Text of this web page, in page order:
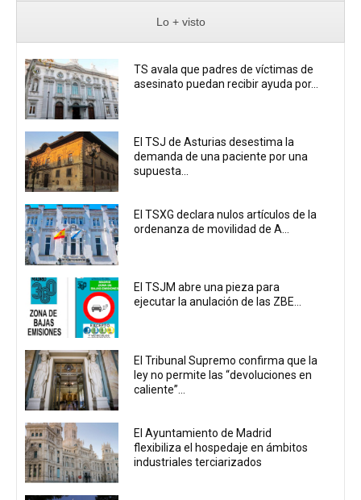
Lo + visto
TS avala que padres de víctimas de
asesinato puedan recibir ayuda por...
El TSJ de Asturias desestima la
demanda de una paciente por una
supuesta...
El TSXG declara nulos artículos de la
ordenanza de movilidad de A...
El TSJM abre una pieza para
ejecutar la anulación de las ZBE...
El Tribunal Supremo confirma que la
ley no permite las “devoluciones en
caliente”...
El Ayuntamiento de Madrid
flexibiliza el hospedaje en ámbitos
industriales terciarizados